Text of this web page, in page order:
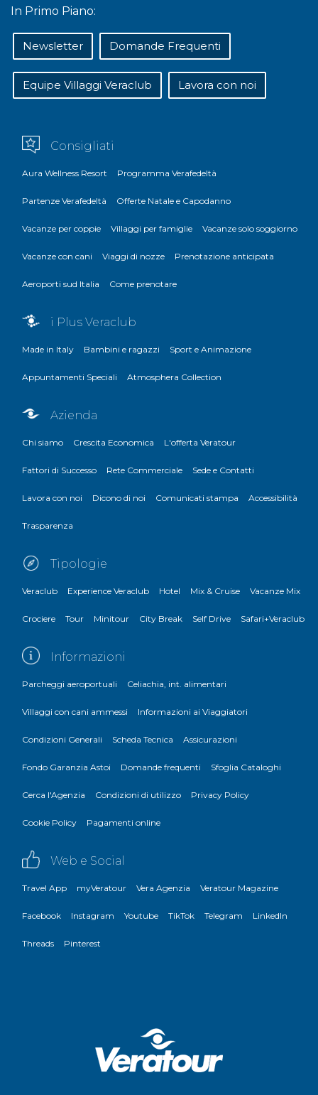
In Primo Piano:
Newsletter Domande Frequenti
Equipe Villaggi Veraclub Lavora con noi
Consigliati
Aura Wellness Resort Programma Verafedeltà
Partenze Verafedeltà Offerte Natale e Capodanno
Vacanze per coppie Villaggi per famiglie Vacanze solo soggiorno
Vacanze con cani Viaggi di nozze Prenotazione anticipata
Aeroporti sud Italia Come prenotare
i Plus Veraclub
Made in Italy Bambini e ragazzi Sport e Animazione
Appuntamenti Speciali Atmosphera Collection
Azienda
Chi siamo Crescita Economica L'offerta Veratour
Fattori di Successo Rete Commerciale Sede e Contatti
Lavora con noi Dicono di noi Comunicati stampa Accessibilità
Trasparenza
Tipologie
Veraclub Experience Veraclub Hotel Mix & Cruise Vacanze Mix
Crociere Tour Minitour City Break Self Drive Safari+Veraclub
Informazioni
Parcheggi aeroportuali Celiachia, int. alimentari
Villaggi con cani ammessi Informazioni ai Viaggiatori
Condizioni Generali Scheda Tecnica Assicurazioni
Fondo Garanzia Astoi Domande frequenti Sfoglia Cataloghi
Cerca l'Agenzia Condizioni di utilizzo Privacy Policy
Cookie Policy Pagamenti online
Web e Social
Travel App myVeratour Vera Agenzia Veratour Magazine
Facebook Instagram Youtube TikTok Telegram LinkedIn
Threads Pinterest